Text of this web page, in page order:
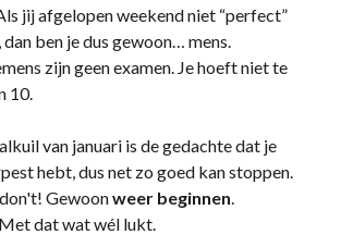
jij afgelopen weekend niet “perfect”
ben je dus gewoon… mens.
zijn geen examen. Je hoeft niet te
10.
van januari is de gedachte dat je
hebt, dus net zo goed kan stoppen.
Gewoonweer beginnen.
dat wat wél lukt.